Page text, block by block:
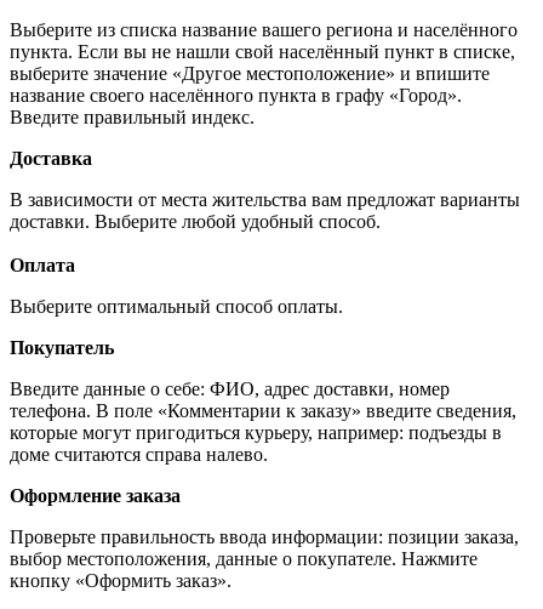
Выберите из списка название вашего региона и населённого
пункта. Если вы не нашли свой населённый пункт в списке,
выберите значение «Другое местоположение» и впишите
название своего населённого пункта в графу «Город».
Введите правильный индекс.
Доставка
В зависимости от места жительства вам предложат варианты
доставки. Выберите любой удобный способ.
Оплата
Выберите оптимальный способ оплаты.
Покупатель
Введите данные о себе: ФИО, адрес доставки, номер
телефона. В поле «Комментарии к заказу» введите сведения,
которые могут пригодиться курьеру, например: подъезды в
доме считаются справа налево.
Оформление заказа
Проверьте правильность ввода информации: позиции заказа,
выбор местоположения, данные о покупателе. Нажмите
кнопку «Оформить заказ».